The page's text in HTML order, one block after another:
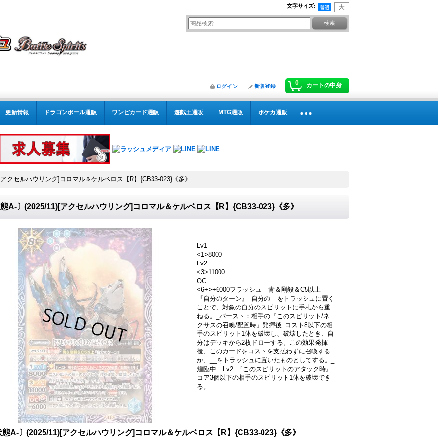
文字サイズ:
0 カートの中身
ログイン 新規登録
更新情報 ドラゴンボール通販 ワンピカード通販 遊戯王通販 MTG通販 ポケカ通販
クセルハウリング]コロマル＆ケルベロス【R】{CB33-023}《多》
A-〕(2025/11)[アクセルハウリング]コロマル＆ケルベロス【R】{CB33-023}《多》
Lv1
<1>8000
Lv2
<3>11000
OC
<6+>+6000フラッシュ__青＆剛毅＆C5以上_
『自分のターン』_自分の__をトラッシュに置く
ことで、対象の自分のスピリットに手札から重
ねる。_バースト：相手の『このスピリット/ネ
クサスの召喚/配置時』発揮後_コスト8以下の相
手のスピリット1体を破壊し、破壊したとき、自
分はデッキから2枚ドローする。この効果発揮
後、このカードをコストを支払わずに召喚する
か、__をトラッシュに置いたものとしてする。_
煌臨中__Lv2_『このスピリットのアタック時』
コア3個以下の相手のスピリット1体を破壊でき
る。
態A-〕(2025/11)[アクセルハウリング]コロマル＆ケルベロス【R】{CB33-023}《多》